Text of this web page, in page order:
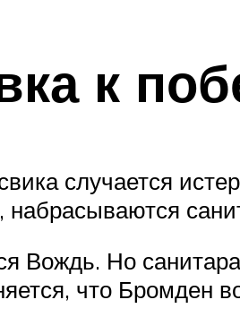
к
случается
набрасываются
Вождь. Но
что Бромден